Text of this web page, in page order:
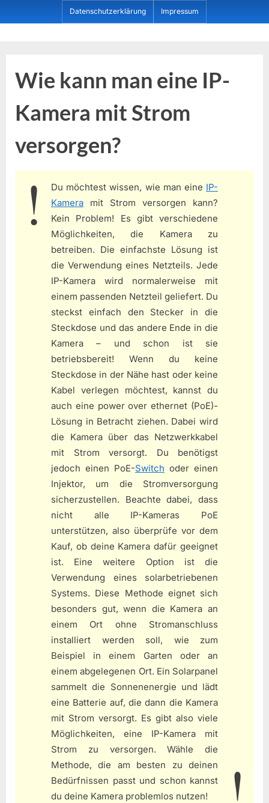
to
Datenschutzerklärung Impressum
Wie kann man eine IP-
Kamera mit Strom
versorgen?
Du möchtest wissen, wie man eine IP-
Kamera mit Strom versorgen kann?
Kein Problem! Es gibt verschiedene
Möglichkeiten, die Kamera zu
betreiben. Die einfachste Lösung ist
die Verwendung eines Netzteils. Jede
IP-Kamera wird normalerweise mit
einem passenden Netzteil geliefert. Du
steckst einfach den Stecker in die
Steckdose und das andere Ende in die
Kamera – und schon ist sie
betriebsbereit! Wenn du keine
Steckdose in der Nähe hast oder keine
Kabel verlegen möchtest, kannst du
auch eine power over ethernet (PoE)-
Lösung in Betracht ziehen. Dabei wird
die Kamera über das Netzwerkkabel
mit Strom versorgt. Du benötigst
jedoch einen PoE-Switch oder einen
Injektor, um die Stromversorgung
sicherzustellen. Beachte dabei, dass
nicht alle IP-Kameras PoE
unterstützen, also überprüfe vor dem
Kauf, ob deine Kamera dafür geeignet
ist. Eine weitere Option ist die
Verwendung eines solarbetriebenen
Systems. Diese Methode eignet sich
besonders gut, wenn die Kamera an
einem Ort ohne Stromanschluss
installiert werden soll, wie zum
Beispiel in einem Garten oder an
einem abgelegenen Ort. Ein Solarpanel
sammelt die Sonnenenergie und lädt
eine Batterie auf, die dann die Kamera
mit Strom versorgt. Es gibt also viele
Möglichkeiten, eine IP-Kamera mit
Strom zu versorgen. Wähle die
Methode, die am besten zu deinen
Bedürfnissen passt und schon kannst
du deine Kamera problemlos nutzen!